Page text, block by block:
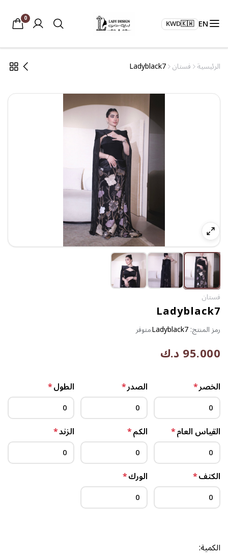
EN
🇰🇼
KWD
0
الرئيسية فستان Ladyblack7
فستان
Ladyblack7
رمز المنتج:Ladyblack7متوفر
95.000 د.ك
الخصر* الصدر* الطول*
القياس العام* الكم* الزند*
الكتف* الورك*
الكمية: